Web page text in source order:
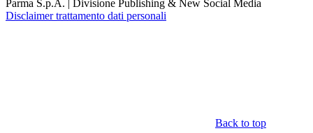
Parma S.p.A. | Divisione Publishing & New Social Media
Disclaimer trattamento dati personali
Back to top